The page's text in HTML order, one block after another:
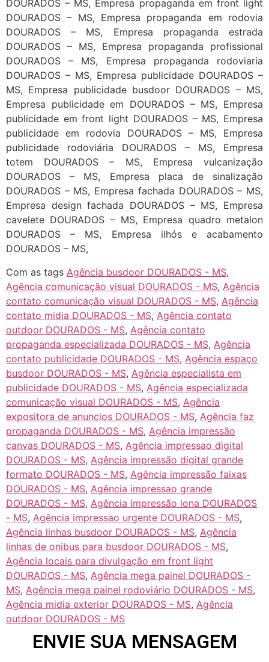
DOURADOS – MS, Empresa propaganda em front light
DOURADOS – MS, Empresa propaganda em rodovia
DOURADOS – MS, Empresa propaganda estrada
DOURADOS – MS, Empresa propaganda profissional
DOURADOS – MS, Empresa propaganda rodoviaria
DOURADOS – MS, Empresa publicidade DOURADOS –
MS, Empresa publicidade busdoor DOURADOS – MS,
Empresa publicidade em DOURADOS – MS, Empresa
publicidade em front light DOURADOS – MS, Empresa
publicidade em rodovia DOURADOS – MS, Empresa
publicidade rodoviária DOURADOS – MS, Empresa
totem DOURADOS – MS, Empresa vulcanização
DOURADOS – MS, Empresa placa de sinalização
DOURADOS – MS, Empresa fachada DOURADOS – MS,
Empresa design fachada DOURADOS – MS, Empresa
cavelete DOURADOS – MS, Empresa quadro metalon
DOURADOS – MS, Empresa ilhós e acabamento
DOURADOS – MS,
Com as tags Agência busdoor DOURADOS - MS,
Agência comunicação visual DOURADOS - MS, Agência
contato comunicação visual DOURADOS - MS, Agência
contato midia DOURADOS - MS, Agência contato
outdoor DOURADOS - MS, Agência contato
propaganda especializada DOURADOS - MS, Agência
contato publicidade DOURADOS - MS, Agência espaço
busdoor DOURADOS - MS, Agência especialista em
publicidade DOURADOS - MS, Agência especializada
comunicação visual DOURADOS - MS, Agência
expositora de anuncios DOURADOS - MS, Agência faz
propaganda DOURADOS - MS, Agência impressão
canvas DOURADOS - MS, Agência impressao digital
DOURADOS - MS, Agência impressão digital grande
formato DOURADOS - MS, Agência impressão faixas
DOURADOS - MS, Agência impressao grande
DOURADOS - MS, Agência impressão lona DOURADOS
- MS, Agência impressao urgente DOURADOS - MS,
Agência linhas busdoor DOURADOS - MS, Agência
linhas de onibus para busdoor DOURADOS - MS,
Agência locais para divulgação em front light
DOURADOS - MS, Agência mega painel DOURADOS -
MS, Agência mega painel rodoviário DOURADOS - MS,
Agência midia exterior DOURADOS - MS, Agência
outdoor DOURADOS - MS
ENVIE SUA MENSAGEM